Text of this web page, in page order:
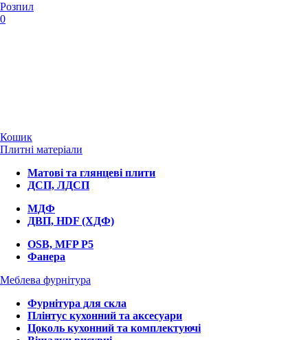
Розпил
0
Кошик
Плитні матеріали
Матові та глянцеві плити
ДСП, ЛДСП
МДФ
ДВП, HDF (ХДФ)
OSB, MFP P5
Фанера
Меблева фурнітура
Фурнітура для скла
Плінтус кухонний та аксесуари
Цоколь кухонний та комплектуючі